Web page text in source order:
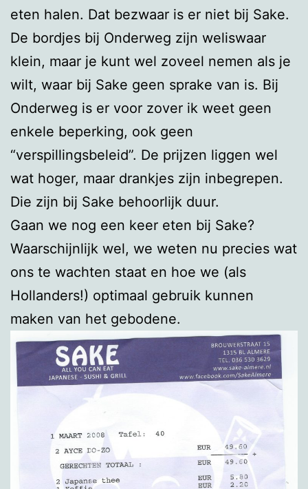
eten halen. Dat bezwaar is er niet bij Sake.
De bordjes bij Onderweg zijn weliswaar
klein, maar je kunt wel zoveel nemen als je
wilt, waar bij Sake geen sprake van is. Bij
Onderweg is er voor zover ik weet geen
enkele beperking, ook geen
“verspillingsbeleid”. De prijzen liggen wel
wat hoger, maar drankjes zijn inbegrepen.
Die zijn bij Sake behoorlijk duur.
Gaan we nog een keer eten bij Sake?
Waarschijnlijk wel, we weten nu precies wat
ons te wachten staat en hoe we (als
Hollanders!) optimaal gebruik kunnen
maken van het gebodene.